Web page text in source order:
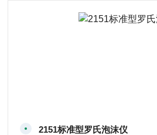
2151标准型罗氏泡沫仪